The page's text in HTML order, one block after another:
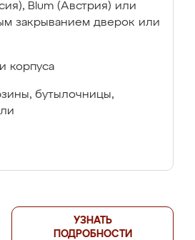
Blum (Австрия) или
закрыванием дверок или
корпуса
бутылочницы,
УЗНАТЬ
ПОДРОБНОСТИ